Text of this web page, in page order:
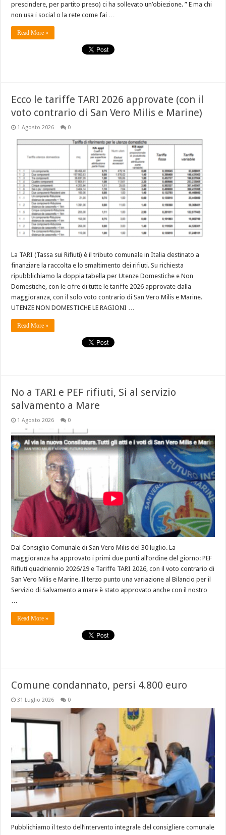
prescindere, per partito preso) ci ha sollevato un’obiezione. ” E ma chi
non usa i social o la rete come fai …
Read More »
Ecco le tariffe TARI 2026 approvate (con il
voto contrario di San Vero Milis e Marine)
1 Agosto 2026 0
La TARI (Tassa sui Rifiuti) è il tributo comunale in Italia destinato a
finanziare la raccolta e lo smaltimento dei rifiuti. Su richiesta
ripubblichiamo la doppia tabella per Utenze Domestiche e Non
Domestiche, con le cifre di tutte le tariffe 2026 approvate dalla
maggioranza, con il solo voto contrario di San Vero Milis e Marine.
UTENZE NON DOMESTICHE LE RAGIONI …
Read More »
No a TARI e PEF rifiuti, Si al servizio
salvamento a Mare
1 Agosto 2026 0
Dal Consiglio Comunale di San Vero Milis del 30 luglio. La
maggioranza ha approvato i primi due punti all’ordine del giorno: PEF
Rifiuti quadriennio 2026/29 e Tariffe TARI 2026, con il voto contrario di
San Vero Milis e Marine. Il terzo punto una variazione al Bilancio per il
Servizio di Salvamento a mare è stato approvato anche con il nostro
Read More »
Comune condannato, persi 4.800 euro
31 Luglio 2026 0
Pubblichiamo il testo dell’intervento integrale del consigliere comunale